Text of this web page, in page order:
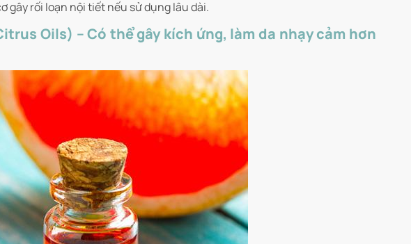
gây rối loạn nội tiết nếu sử dụng lâu dài.
Oils) – Có thể gây kích ứng, làm da nhạy cảm hơn